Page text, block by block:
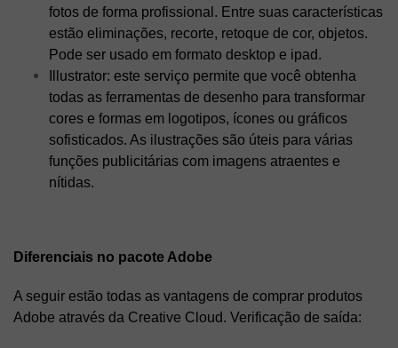
fotos de forma profissional. Entre suas características
estão eliminações, recorte, retoque de cor, objetos.
Pode ser usado em formato desktop e ipad.
Illustrator: este serviço permite que você obtenha
todas as ferramentas de desenho para transformar
cores e formas em logotipos, ícones ou gráficos
sofisticados. As ilustrações são úteis para várias
funções publicitárias com imagens atraentes e
nítidas.
Diferenciais no pacote Adobe
A seguir estão todas as vantagens de comprar produtos
Adobe através da Creative Cloud. Verificação de saída: